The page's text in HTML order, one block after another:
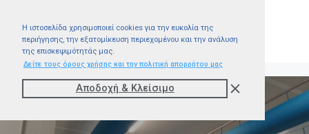
Η ιστοσελίδα χρησιμοποιεί cookies για την ευκολία της
περιήγησης, την εξατομίκευση περιεχομένου και την ανάλυση
της επισκεψιμότητάς μας.
Δείτε τους όρους χρήσης και την πολιτική απορρήτου μας
Αποδοχή & Kλείσιμο